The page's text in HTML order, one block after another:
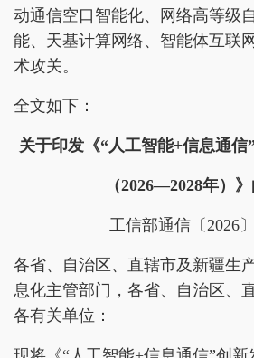
动通信空口智能化、网络高等级
能、天基计算网络、智能体互联
术攻关。
全文如下：
关于印发《“人工智能+信息通
（2026—2028年）
工信部通信〔2026
各省、自治区、直辖市及新疆生
息化主管部门，各省、自治区、
各有关单位：